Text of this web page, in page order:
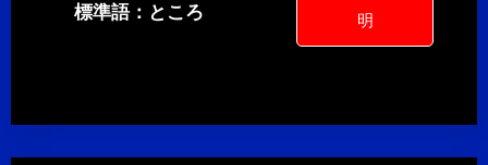
標準語：ところ 明